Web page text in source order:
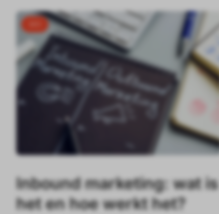
Inbound marketing: wat is
het en hoe werkt het?